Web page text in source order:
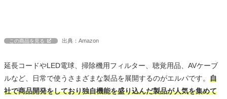
この商品を見る 出典：Amazon
延長コードやLED電球、掃除機用フィルター、聴覚用品、AVケーブ
ルなど、日常で使うさまざまな製品を展開するのがエルパです。 自
社で商品開発をしており独自機能を盛り込んだ製品が人気を集めて